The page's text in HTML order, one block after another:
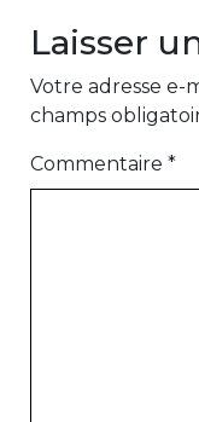
Laisser
Votre adresse e-
champs
Commentaire *